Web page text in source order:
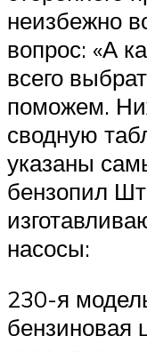
неизбежно
вопрос: «А
всего
поможем.
сводную
указаны
бензопил
насосы:
230-я
бензиновая